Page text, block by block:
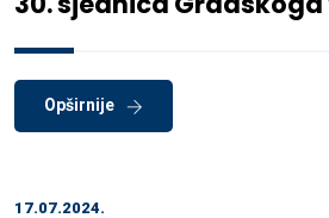
Opširnije
17.07.2024.